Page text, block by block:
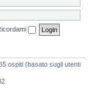
ospiti (basato sugli utenti